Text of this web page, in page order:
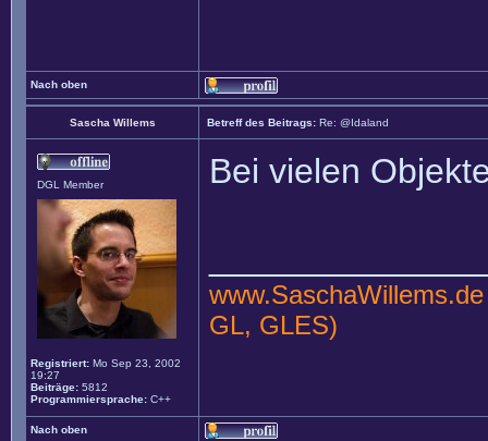
Nach oben
Sascha Willems Betreff des Beitrags: Re: @Idaland
DGL Member
Registriert: Mo Sep 23, 2002
19:27
Beiträge: 5812
Programmiersprache: C++
Bei vielen
www.SaschaWillems.de
GL, GLES)
Nach oben